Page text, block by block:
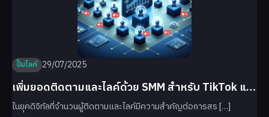
ปั๊มไลค์ 29/07/2025
เพิ่มยอดติดตามและไลค์ด้วย SMM สำหรับ TikTok และ
Facebook
ในยุคดิจิทัลที่จำนวนผู้ติดตามและไลค์มีความสำคัญต่อการสร […]